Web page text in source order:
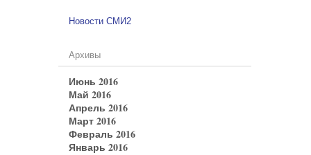
Новости СМИ2
Архивы
Июнь 2016
Май 2016
Апрель 2016
Март 2016
Февраль 2016
Январь 2016